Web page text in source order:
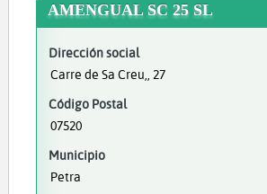
AMENGUAL SC 25 SL
Dirección social
Carre de Sa Creu,, 27
Código Postal
07520
Municipio
Petra